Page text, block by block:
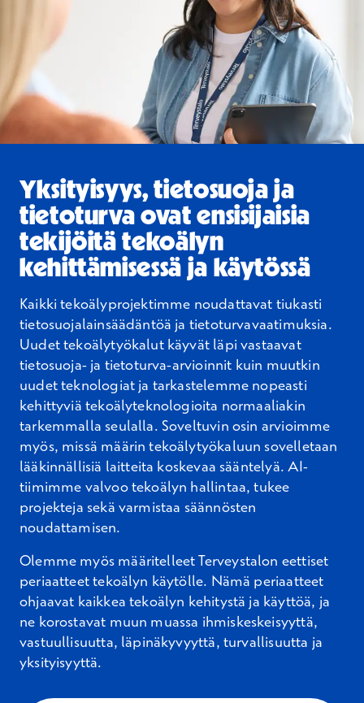
Yksityisyys, tietosuoja ja
tietoturva ovat ensisijaisia
tekijöitä tekoälyn
kehittämisessä ja käytössä
Kaikki tekoälyprojektimme noudattavat tiukasti
tietosuojalainsäädäntöä ja tietoturvavaatimuksia.
Uudet tekoälytyökalut käyvät läpi vastaavat
tietosuoja- ja tietoturva-arvioinnit kuin muutkin
uudet teknologiat ja tarkastelemme nopeasti
kehittyviä tekoälyteknologioita normaaliakin
tarkemmalla seulalla. Soveltuvin osin arvioimme
myös, missä määrin tekoälytyökaluun sovelletaan
lääkinnällisiä laitteita koskevaa sääntelyä. AI-
tiimimme valvoo tekoälyn hallintaa, tukee
projekteja sekä varmistaa säännösten
noudattamisen.
Olemme myös määritelleet Terveystalon eettiset
periaatteet tekoälyn käytölle. Nämä periaatteet
ohjaavat kaikkea tekoälyn kehitystä ja käyttöä, ja
ne korostavat muun muassa ihmiskeskeisyyttä,
vastuullisuutta, läpinäkyvyyttä, turvallisuutta ja
yksityisyyttä.